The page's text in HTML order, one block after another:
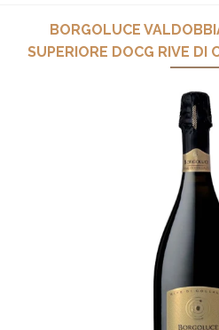
BORGOLUCE
SUPERIORE DOCG RIVE DI